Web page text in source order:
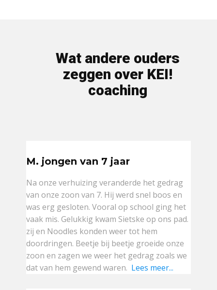
Wat andere ouders
zeggen over KEI!
coaching
M. jongen van 7 jaar
Na onze verhuizing veranderde het gedrag
van onze zoon van 7. Hij werd snel boos en
was erg gesloten. Vooral op school ging het
vaak mis. Gelukkig kwam Sietske op ons pad.
zij en Noodles konden weer tot hem
doordringen. Beetje bij beetje groeide onze
zoon en zagen we weer het gedrag zoals we
dat van hem gewend waren. Lees meer...